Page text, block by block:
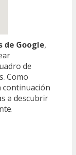
de Google,
de
Como
continuación
a descubrir